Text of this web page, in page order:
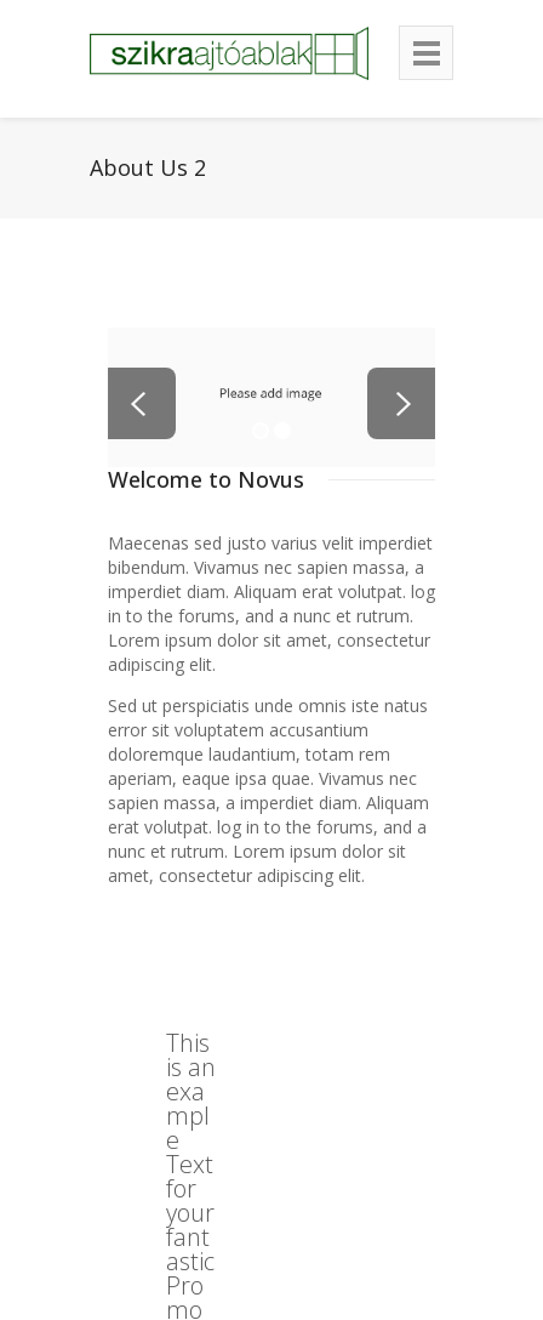
About Us 2
Welcome to Novus
Maecenas sed justo varius velit imperdiet
bibendum. Vivamus nec sapien massa, a
imperdiet diam. Aliquam erat volutpat. log
in to the forums, and a nunc et rutrum.
Lorem ipsum dolor sit amet, consectetur
adipiscing elit.
Sed ut perspiciatis unde omnis iste natus
error sit voluptatem accusantium
doloremque laudantium, totam rem
aperiam, eaque ipsa quae. Vivamus nec
sapien massa, a imperdiet diam. Aliquam
erat volutpat. log in to the forums, and a
nunc et rutrum. Lorem ipsum dolor sit
amet, consectetur adipiscing elit.
This
is an
exa
mpl
e
Text
for
your
fant
astic
Pro
mo